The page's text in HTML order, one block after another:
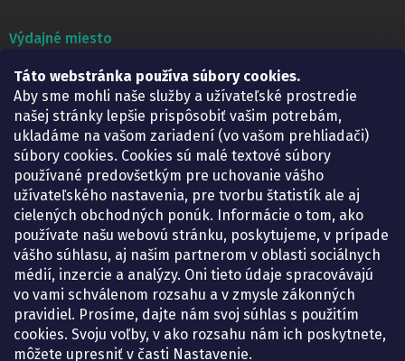
Táto webstránka používa súbory cookies.
Aby sme mohli naše služby a užívateľské prostredie
našej stránky lepšie prispôsobiť vašim potrebám,
ukladáme na vašom zariadení (vo vašom prehliadači)
súbory cookies. Cookies sú malé textové súbory
používané predovšetkým pre uchovanie vášho
užívateľského nastavenia, pre tvorbu štatistík ale aj
cielených obchodných ponúk. Informácie o tom, ako
používate našu webovú stránku, poskytujeme, v prípade
vášho súhlasu, aj našim partnerom v oblasti sociálnych
médií, inzercie a analýzy. Oni tieto údaje spracovávajú
vo vami schválenom rozsahu a v zmysle zákonných
pravidiel. Prosíme, dajte nám svoj súhlas s použitím
cookies. Svoju voľby, v ako rozsahu nám ich poskytnete,
môžete upresniť v časti Nastavenie.
Výdajné miesto
Lekáreň ADONAI
Košice – Smetanova 2
Pondelok:
07.30 – 15.30 h.
Utorok:
07.30 – 16.00 h.
Streda:
07.30 – 16.00 h.
Štvrtok:
07.30 – 15.30 h.
Piatok:
07.30 – 15.30 h.
KONTAKT
eshop@lekarenadonai.sk
+421 948 203 203
Nájdete nás na Facebooku.
lekarenadonai/